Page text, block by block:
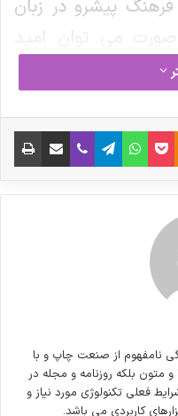
پیشرو در زبان
می توان امید
در ارائه راهکارها و
اصلی و جوابگوی
موجود طراحی اساسا
‫Odnoklassniki
پاکتواتس آپ تلگراموایبر اشتراک گذاری از طریق ایمیل
نامفهوم از صنعت چاپ و با
متون بلکه روزنامه و مجله در
فعلی تکنولوژی مورد نیاز و
کاربردی می باشد.